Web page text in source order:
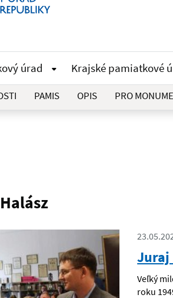
úrad Krajské pamiatkové
PAMIS OPIS PRO
Juraj
Veľký
roku